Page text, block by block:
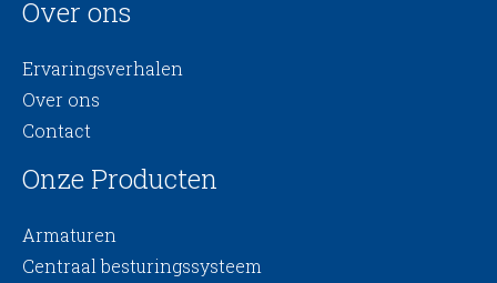
Over ons
Ervaringsverhalen
Over ons
Contact
Onze Producten
Armaturen
Centraal besturingssysteem